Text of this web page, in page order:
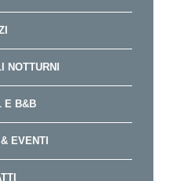
NOTTURNI
E B&B
EVENTI